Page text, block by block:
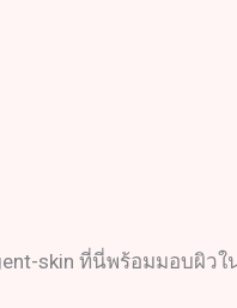
skin ที่นี่พร้อมมอบผิ